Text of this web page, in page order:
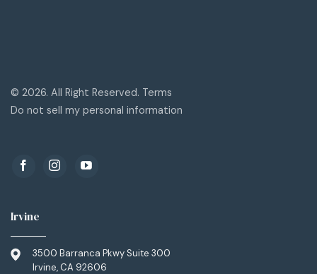
© 2026. All Right Reserved. Terms
Do not sell my personal information
Irvine
3500 Barranca Pkwy Suite 300
Irvine, CA 92606